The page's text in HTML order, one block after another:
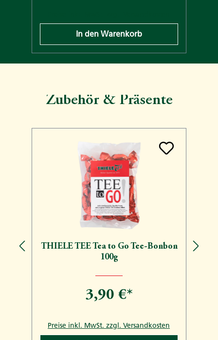
In den Warenkorb
Zubehör & Präsente
THIELE TEE Tea to Go Tee-Bonbon
100g
3,90 €*
Preise inkl. MwSt. zzgl. Versandkosten